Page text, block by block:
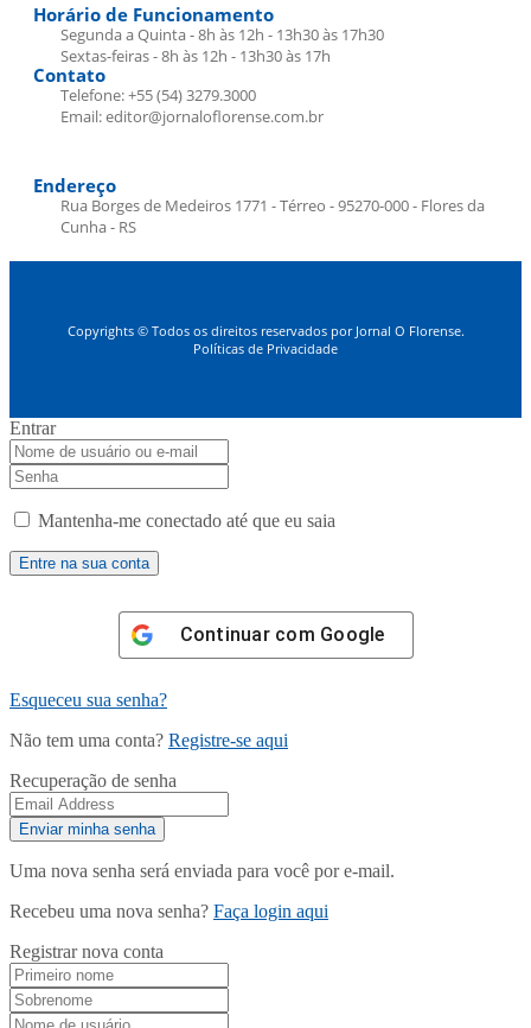
Horário de Funcionamento
Segunda a Quinta - 8h às 12h - 13h30 às 17h30
Sextas-feiras - 8h às 12h - 13h30 às 17h
Contato
Telefone: +55 (54) 3279.3000
Email: editor@jornaloflorense.com.br
Endereço
Rua Borges de Medeiros 1771 - Térreo - 95270-000 - Flores da
Cunha - RS
Copyrights © Todos os direitos reservados por Jornal O Florense.
Políticas de Privacidade
Entrar
Mantenha-me conectado até que eu saia
Continuar com Google
Esqueceu sua senha?
Não tem uma conta? Registre-se aqui
Recuperação de senha
Uma nova senha será enviada para você por e-mail.
Recebeu uma nova senha? Faça login aqui
Registrar nova conta